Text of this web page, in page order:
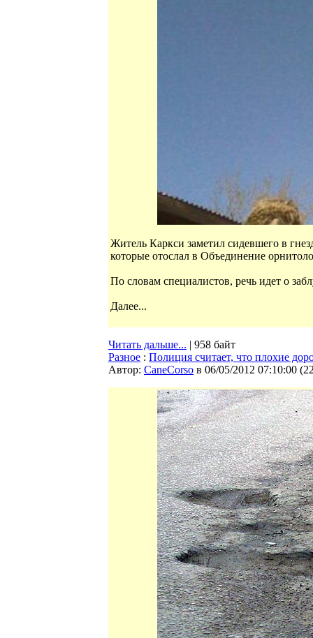
Житель Каркси заметил сидевшего в
которые отослал в Объединение
По словам специалистов, речь идет о
Далее...
Читать дальше... | 958 байт
Разное : Полиция считает, что плохие
Автор: CaneCorso в 06/05/2012 07:10:00 (